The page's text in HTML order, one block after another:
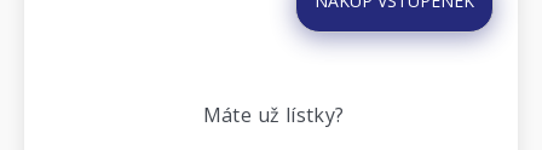
Máte už lístky?